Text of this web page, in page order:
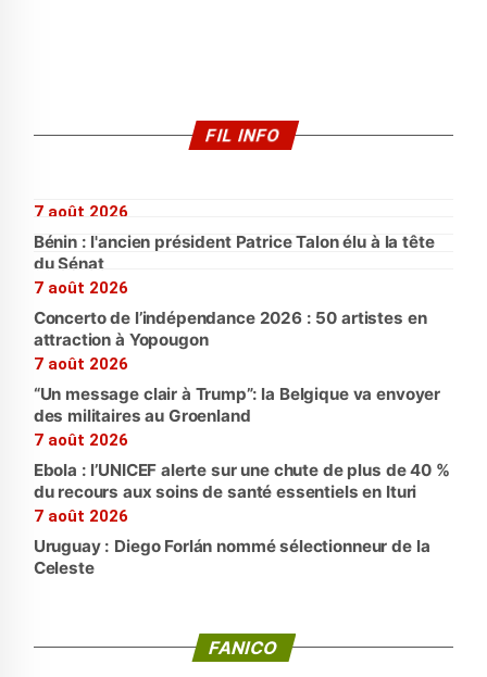
FIL INFO
7 août 2026
Bénin : l'ancien président Patrice Talon élu à la tête
du Sénat
7 août 2026
Concerto de l’indépendance 2026 : 50 artistes en
attraction à Yopougon
7 août 2026
“Un message clair à Trump”: la Belgique va envoyer
des militaires au Groenland
7 août 2026
Ebola : l’UNICEF alerte sur une chute de plus de 40 %
du recours aux soins de santé essentiels en Ituri
7 août 2026
Uruguay : Diego Forlán nommé sélectionneur de la
Celeste
FANICO